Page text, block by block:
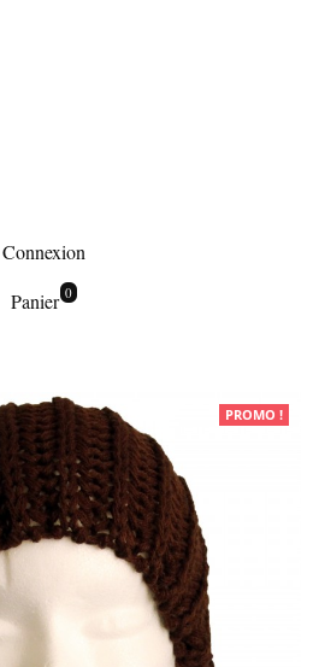
Connexion
Panier 0
Accessoires hiver
Bonnet à pompon en laine, très
chaud et doux, marron
PROMO !